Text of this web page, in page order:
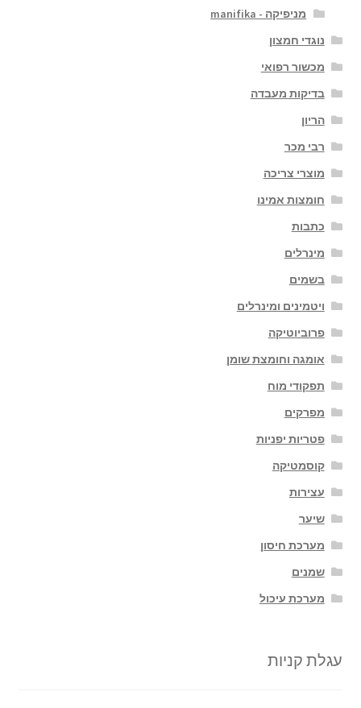
מניפיקה - manifika
נוגדי חמצון
מכשור רפואי
בדיקות מעבדה
הריון
רבי מכר
מוצרי צריכה
חומצות אמינו
כתבות
מינרלים
בשמים
ויטמינים ומינרלים
פרוביוטיקה
אומגה וחומצת שומן
תפקודי מוח
מפרקים
פטריות יפניות
קוסמטיקה
עצירות
שיער
מערכת חיסון
שמנים
מערכת עיכול
עגלת קניות